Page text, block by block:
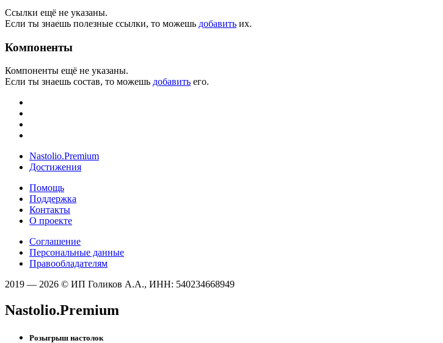
Ссылки ещё не указаны.
Если ты знаешь полезные ссылки, то можешь добавить их.
Компоненты
Компоненты ещё не указаны.
Если ты знаешь состав, то можешь добавить его.
Nastolio.Premium
Достижения
Помощь
Поддержка
Контакты
О проекте
Соглашение
Персональные данные
Правообладателям
2019 — 2026 © ИП Голиков А.А., ИНН: 540234668949
Nastolio.Premium
Розыгрыш настолок